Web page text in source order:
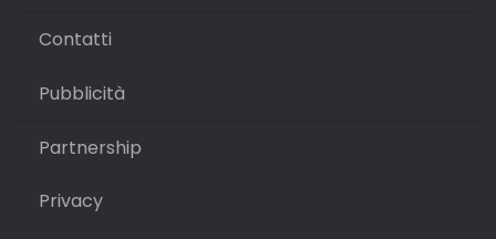
Contatti
Pubblicità
Partnership
Privacy